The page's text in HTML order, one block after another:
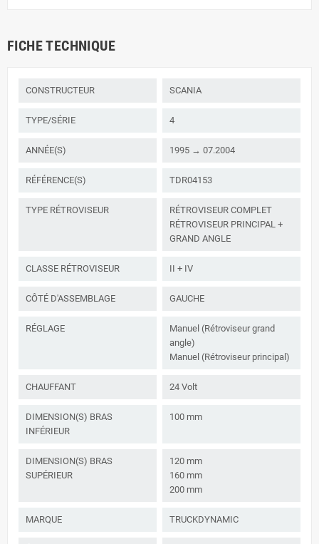
FICHE TECHNIQUE
CONSTRUCTEUR SCANIA
TYPE/SÉRIE 4
ANNÉE(S) 1995 → 07.2004
RÉFÉRENCE(S) TDR04153
TYPE RÉTROVISEUR
RÉTROVISEUR COMPLET
RÉTROVISEUR PRINCIPAL +
GRAND ANGLE
CLASSE RÉTROVISEUR II + IV
CÔTÉ D'ASSEMBLAGE GAUCHE
RÉGLAGE
Manuel (Rétroviseur grand
angle)
Manuel (Rétroviseur principal)
CHAUFFANT 24 Volt
DIMENSION(S) BRAS
INFÉRIEUR
100 mm
DIMENSION(S) BRAS
SUPÉRIEUR
120 mm
160 mm
200 mm
MARQUE TRUCKDYNAMIC